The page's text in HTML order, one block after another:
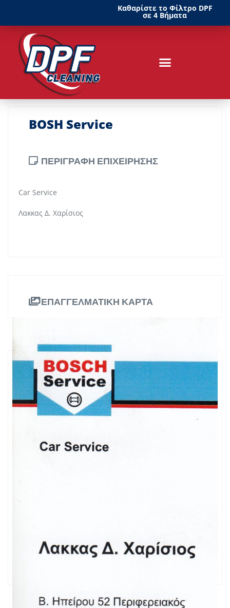
Καθαρίστε το Φίλτρο DPF
σε 4 Βήματα
BOSH Service
ΠΕΡΙΓΡΑΦΗ ΕΠΙΧΕΙΡΗΣΗΣ
Car Service
Λακκας Δ. Χαρίσιος
ΕΠΑΓΓΕΛΜΑΤΙΚΗ ΚΑΡΤΑ
ΠΛΗΡΟΦΟΡΙΕΣ
Διεύθυνση:
Β. Ηπείρου 52 Περιφερειακός 502 00
Πτολεμαΐδα
Τηλ. Επικοινωνίας: